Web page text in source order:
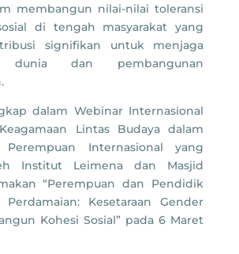
membangun nilai-nilai toleransi
di tengah masyarakat yang
signifikan untuk menjaga
dunia dan pembangunan
dalam Webinar Internasional
Lintas Budaya dalam
Internasional yang
Institut Leimena dan Masjid
“Perempuan dan Pendidik
Kesetaraan Gender
Kohesi Sosial” pada 6 Maret